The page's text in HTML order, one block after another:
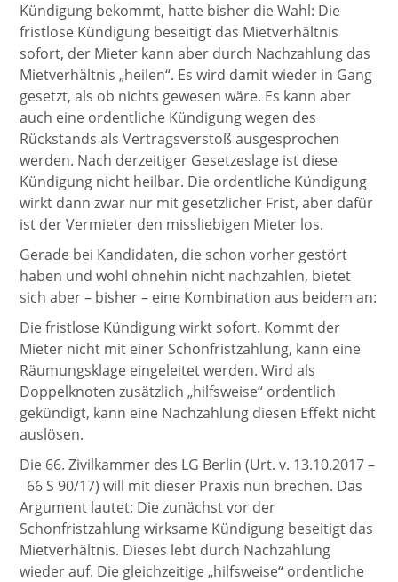
Kündigung bekommt, hatte bisher die Wahl: Die
fristlose Kündigung beseitigt das Mietverhältnis
sofort, der Mieter kann aber durch Nachzahlung das
Mietverhältnis „heilen“. Es wird damit wieder in Gang
gesetzt, als ob nichts gewesen wäre. Es kann aber
auch eine ordentliche Kündigung wegen des
Rückstands als Vertragsverstoß ausgesprochen
werden. Nach derzeitiger Gesetzeslage ist diese
Kündigung nicht heilbar. Die ordentliche Kündigung
wirkt dann zwar nur mit gesetzlicher Frist, aber dafür
ist der Vermieter den missliebigen Mieter los.
Gerade bei Kandidaten, die schon vorher gestört
haben und wohl ohnehin nicht nachzahlen, bietet
sich aber – bisher – eine Kombination aus beidem an:
Die fristlose Kündigung wirkt sofort. Kommt der
Mieter nicht mit einer Schonfristzahlung, kann eine
Räumungsklage eingeleitet werden. Wird als
Doppelknoten zusätzlich „hilfsweise“ ordentlich
gekündigt, kann eine Nachzahlung diesen Effekt nicht
auslösen.
Die 66. Zivilkammer des LG Berlin (Urt. v. 13.10.2017 –
66 S 90/17) will mit dieser Praxis nun brechen. Das
Argument lautet: Die zunächst vor der
Schonfristzahlung wirksame Kündigung beseitigt das
Mietverhältnis. Dieses lebt durch Nachzahlung
wieder auf. Die gleichzeitige „hilfsweise“ ordentliche